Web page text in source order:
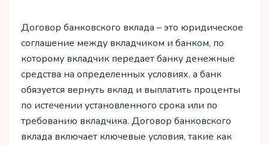
Договор банковского вклада – это юридическое
соглашение между вкладчиком и банком, по
которому вкладчик передает банку денежные
средства на определенных условиях, а банк
обязуется вернуть вклад и выплатить проценты
по истечении установленного срока или по
требованию вкладчика. Договор банковского
вклада включает ключевые условия, такие как